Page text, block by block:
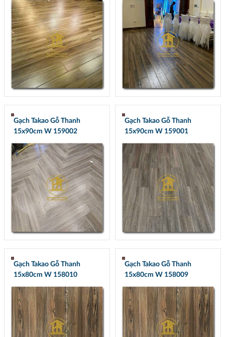
Gạch Takao Gỗ Thanh
15x90cm W 159002
Gạch Takao Gỗ Thanh
15x90cm W 159001
Gạch Takao Gỗ Thanh
15x80cm W 158010
Gạch Takao Gỗ Thanh
15x80cm W 158009